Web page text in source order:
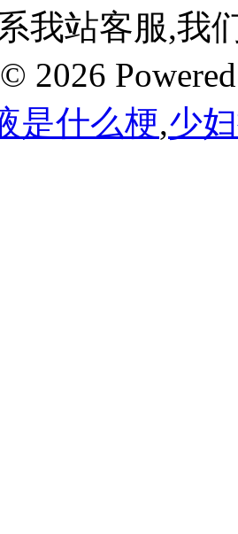
我站客服,我
2026
是什么梗,少